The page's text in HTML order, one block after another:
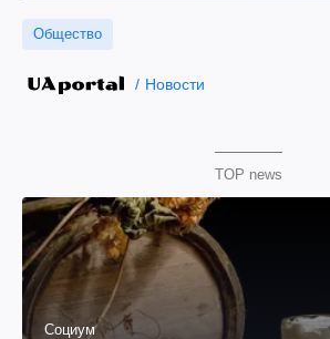
Общество
Новости
TOP news
Социум